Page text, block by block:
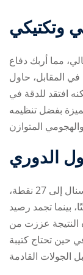
وتكتيكي
مما أربك دفاع
المقابل، حاول
افتقد للدقة في
بفضل تنظيمه
الدوري
، ارتفع رصيد آرسنال إلى 27 نقطة،
بينما تجمد رصيد
هذه النتيجة عززت من
حين تحتاج كتيبة